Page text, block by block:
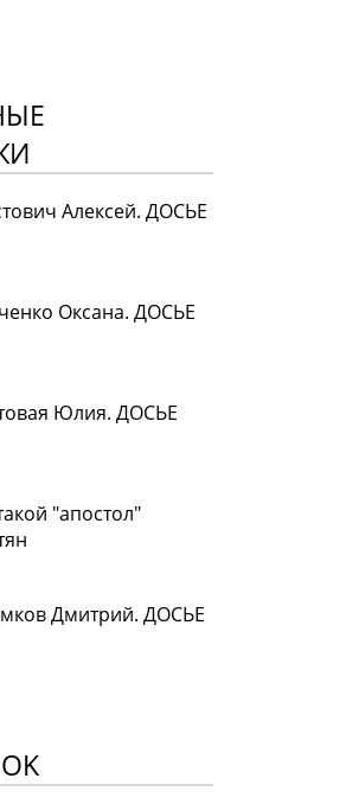
Алексей. ДОСЬЕ
Оксана. ДОСЬЕ
Юлия. ДОСЬЕ
"апостол"
Дмитрий. ДОСЬЕ